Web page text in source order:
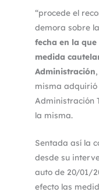
“procede el
demora sobre
fecha en la
medida
Administración
misma
Administración
la misma.
Sentada así la
desde su
auto de 20/01/
efecto las